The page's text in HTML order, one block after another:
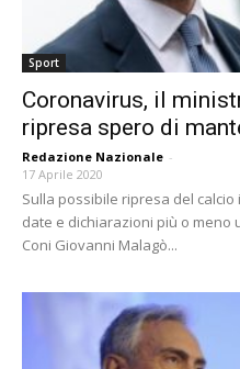
Sport
Coronavirus, il
ripresa spero di
Redazione Nazionale -
17 Aprile 2020
Sulla possibile ripresa del
date e dichiarazioni più o meno
Coni Giovanni Malagò...